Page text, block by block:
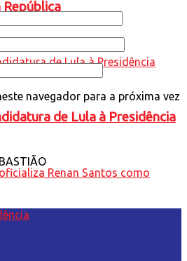
República
de Lula à Presidência
navegador para a próxima vez